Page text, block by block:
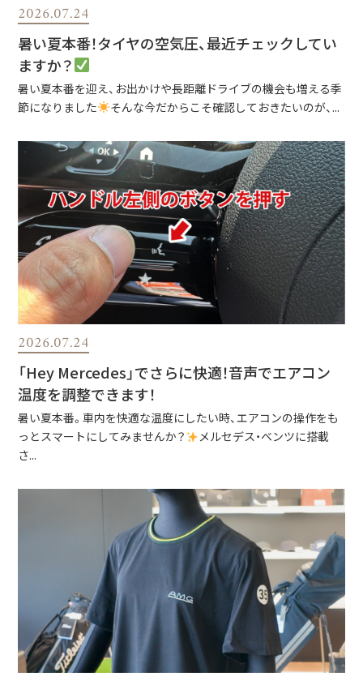
2026.07.24
暑い夏本番！タイヤの空気圧、最近チェックしてい
ますか？
暑い夏本番を迎え、お出かけや長距離ドライブの機会も増える季
節になりました
そんな今だからこそ確認しておきたいのが、...
2026.07.24
「Hey Mercedes」でさらに快適！音声でエアコン
温度を調整できます！
暑い夏本番。車内を快適な温度にしたい時、エアコンの操作をも
っとスマートにしてみませんか？
メルセデス・ベンツに搭載
さ...